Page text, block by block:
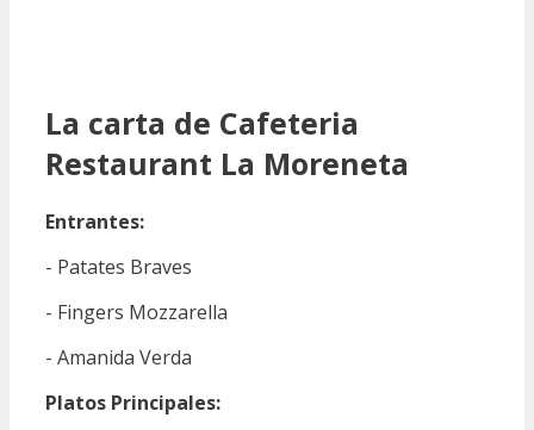
La carta de Cafeteria
Restaurant La Moreneta
Entrantes:
- Patates Braves
- Fingers Mozzarella
- Amanida Verda
Platos Principales: